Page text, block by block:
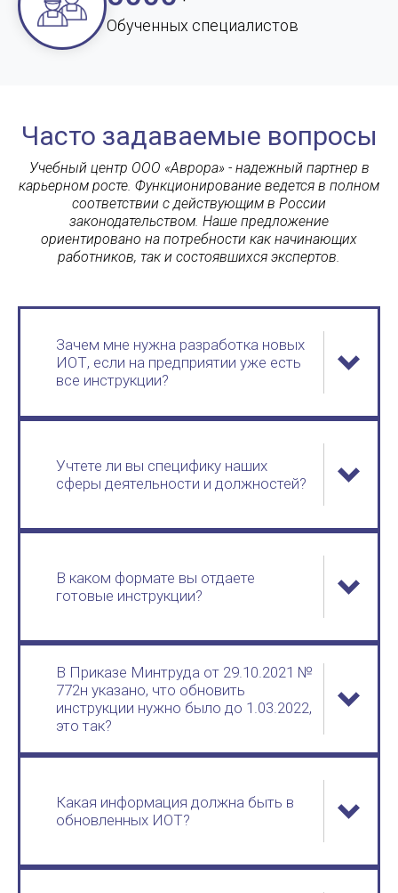
Обученных специалистов
Часто задаваемые вопросы
Учебный центр ООО «Аврора» - надежный партнер в
карьерном росте. Функционирование ведется в полном
соответствии с действующим в России
законодательством. Наше предложение
ориентировано на потребности как начинающих
работников, так и состоявшихся экспертов.
Зачем мне нужна разработка новых
ИОТ, если на предприятии уже есть
все инструкции?
Учтете ли вы специфику наших
сферы деятельности и должностей?
В каком формате вы отдаете
готовые инструкции?
В Приказе Минтруда от 29.10.2021 №
772н указано, что обновить
инструкции нужно было до 1.03.2022,
это так?
Какая информация должна быть в
обновленных ИОТ?